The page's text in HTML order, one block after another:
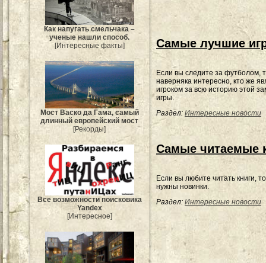
Как напугать смельчака –
ученые нашли способ.
[Интересные факты]
Мост Васко да Гама, самый
длинный европейский мост
[Рекорды]
Все возможности поисковика
Yandex
[Интересное]
Самые лучшие
Если вы следите за футболом,
наверняка интересно, кто же
игроком за всю историю этой
игры.
Раздел: Интересные новости
Самые читаемые
Если вы любите читать книги,
нужны новинки.
Раздел: Интересные новости